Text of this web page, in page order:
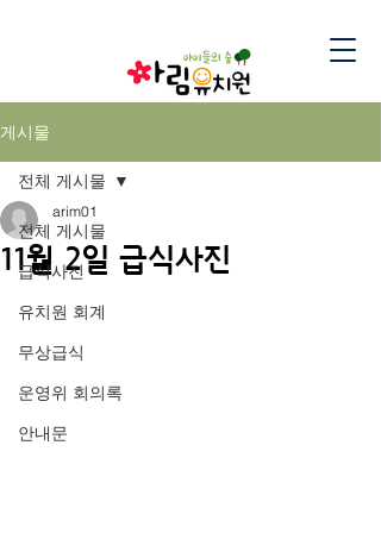
게시물
전체 게시물
급식사진
유치원 회계
무상급식
운영위 회의록
안내문
전체 게시물
11월 2일 급식사진
arim01